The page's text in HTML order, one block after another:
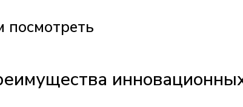
посмотреть